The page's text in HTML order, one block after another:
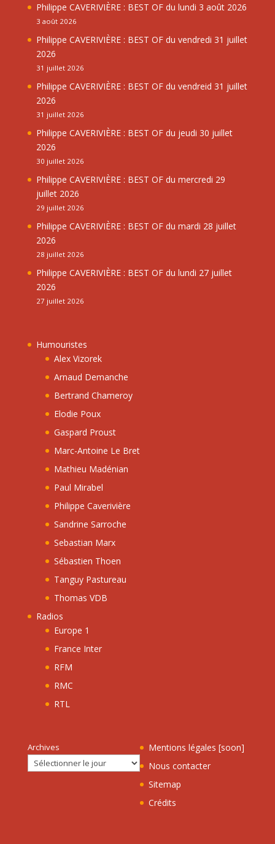
Philippe CAVERIVIÈRE : BEST OF du lundi 3 août 2026
3 août 2026
Philippe CAVERIVIÈRE : BEST OF du vendredi 31 juillet
2026
31 juillet 2026
Philippe CAVERIVIÈRE : BEST OF du vendreid 31 juillet
2026
31 juillet 2026
Philippe CAVERIVIÈRE : BEST OF du jeudi 30 juillet
2026
30 juillet 2026
Philippe CAVERIVIÈRE : BEST OF du mercredi 29
juillet 2026
29 juillet 2026
Philippe CAVERIVIÈRE : BEST OF du mardi 28 juillet
2026
28 juillet 2026
Philippe CAVERIVIÈRE : BEST OF du lundi 27 juillet
2026
27 juillet 2026
Humouristes
Alex Vizorek
Arnaud Demanche
Bertrand Chameroy
Elodie Poux
Gaspard Proust
Marc-Antoine Le Bret
Mathieu Madénian
Paul Mirabel
Philippe Caverivière
Sandrine Sarroche
Sebastian Marx
Sébastien Thoen
Tanguy Pastureau
Thomas VDB
Radios
Europe 1
France Inter
RFM
RMC
RTL
Archives
Mentions légales [soon]
Nous contacter
Sitemap
Crédits